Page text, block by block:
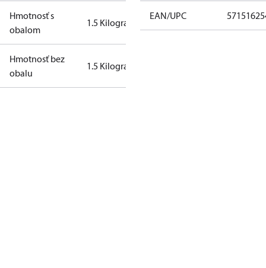
Hmotnosť s
obalom
1.5 Kilogram
Hmotnosť bez
obalu
1.5 Kilogram
EAN/UPC